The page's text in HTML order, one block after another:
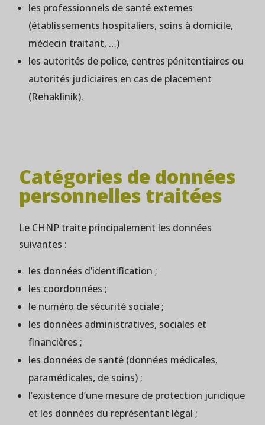
les professionnels de santé externes
(établissements hospitaliers, soins à domicile,
médecin traitant, …)
les autorités de police, centres pénitentiaires ou
autorités judiciaires en cas de placement
(Rehaklinik).
Catégories de données
personnelles traitées
Le CHNP traite principalement les données
suivantes :
les données d’identification ;
les coordonnées ;
le numéro de sécurité sociale ;
les données administratives, sociales et
financières ;
les données de santé (données médicales,
paramédicales, de soins) ;
l’existence d’une mesure de protection juridique
et les données du représentant légal ;